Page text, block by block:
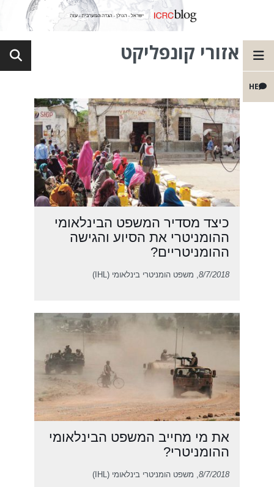
HE
אזורי קונפליקט
כיצד מסדיר המשפט הבינלאומי
ההומניטרי את הסיוע והגישה
ההומניטריים?
8/7/2018, משפט הומניטרי בינלאומי (IHL)
את מי מחייב המשפט הבינלאומי
ההומניטרי?
8/7/2018, משפט הומניטרי בינלאומי (IHL)